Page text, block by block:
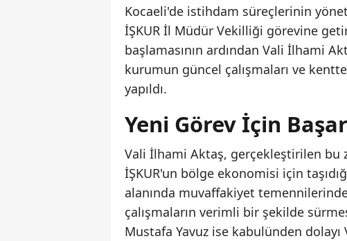
Kocaeli'de istihdam süreçlerinin
İŞKUR İl Müdür Vekilliği görevine
başlamasının ardından Vali İlhami
kurumun güncel çalışmaları ve
yapıldı.
Yeni Görev İçin
Vali İlhami Aktaş, gerçekleştirilen
İŞKUR'un bölge ekonomisi için
alanında muvaffakiyet
çalışmaların verimli bir şekilde
Mustafa Yavuz ise kabulünden